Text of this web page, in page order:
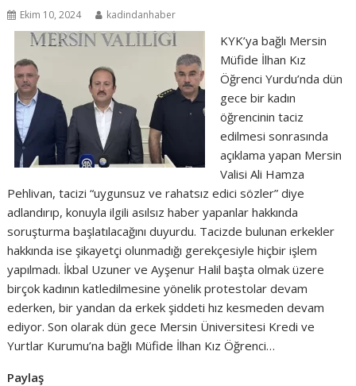
Ekim 10, 2024 kadindanhaber
KYK’ya bağlı Mersin
Müfide İlhan Kız
Öğrenci Yurdu’nda dün
gece bir kadın
öğrencinin taciz
edilmesi sonrasında
açıklama yapan Mersin
Valisi Ali Hamza
Pehlivan, tacizi “uygunsuz ve rahatsız edici sözler” diye
adlandırıp, konuyla ilgili asılsız haber yapanlar hakkında
soruşturma başlatılacağını duyurdu. Tacizde bulunan erkekler
hakkında ise şikayetçi olunmadığı gerekçesiyle hiçbir işlem
yapılmadı. İkbal Uzuner ve Ayşenur Halil başta olmak üzere
birçok kadının katledilmesine yönelik protestolar devam
ederken, bir yandan da erkek şiddeti hız kesmeden devam
ediyor. Son olarak dün gece Mersin Üniversitesi Kredi ve
Yurtlar Kurumu’na bağlı Müfide İlhan Kız Öğrenci…
Paylaş